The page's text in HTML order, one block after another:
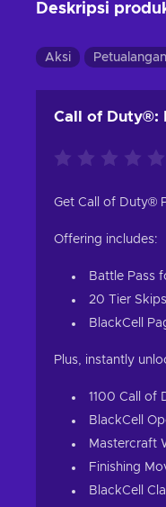
Deskripsi
Aksi Petualangan
Call of Duty®:
Get Call of Duty®
Offering includes:
Battle Pass
20 Tier Skips
BlackCell
Plus, instantly
1100 Call of
BlackCell
Mastercraft
Finishing
BlackCell